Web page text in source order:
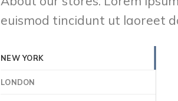
euismod tincidunt ut laoreet
NEW YORK
LONDON